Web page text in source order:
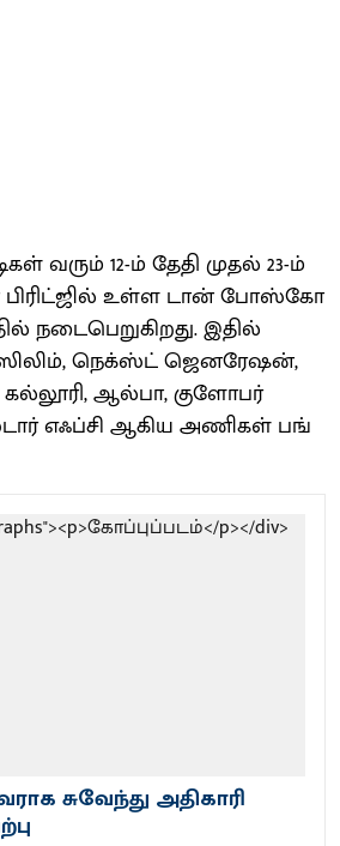
வரும் 12-ம் தேதி முதல் 23-ம்
பிரிட்​ஜில் உள்ள டான் போஸ்கோ
இதில்
நெக்​ஸ்ட் ஜெனரேஷன்,
ஆல்​பா, குளோபர்
எஃப்​சி ஆகிய அணி​கள்​ பங்​
சுவேந்து அதிகாரி